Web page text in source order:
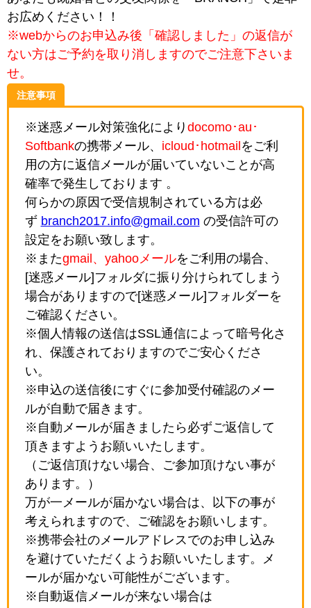
お広めください！！
※webからのお申込み後「確認しました」の返信が
ない方はご予約を取り消しますのでご注意下さいま
せ。
注意事項
※迷惑メール対策強化により docomo･au･
Softbankの携帯メール、 icloud･hotmail をご利
用の方に返信メールが届いていないことが高
確率で発生しております 。
何らかの原因で受信規制されている方は必
ず branch2017.info@gmail.com の受信許可の
設定をお願い致します。
※またgmail、yahooメールをご利用の場合、
[迷惑メール]フォルダに振り分けられてしまう
場合がありますので[迷惑メール]フォルダーを
ご確認ください。
※個人情報の送信はSSL通信によって暗号化さ
れ、保護されておりますのでご安心くださ
い。
※申込の送信後にすぐに参加受付確認のメー
ルが自動で届きます。
※自動メールが届きましたら必ずご返信して
頂きますようお願いいたします。
（ご返信頂けない場合、ご参加頂けない事が
あります。）
万が一メールが届かない場合は、以下の事が
考えられますので、ご確認をお願いします。
※携帯会社のメールアドレスでのお申し込み
を避けていただくようお願いいたします。メ
ールが届かない可能性がございます。
※自動返信メールが来ない場合は